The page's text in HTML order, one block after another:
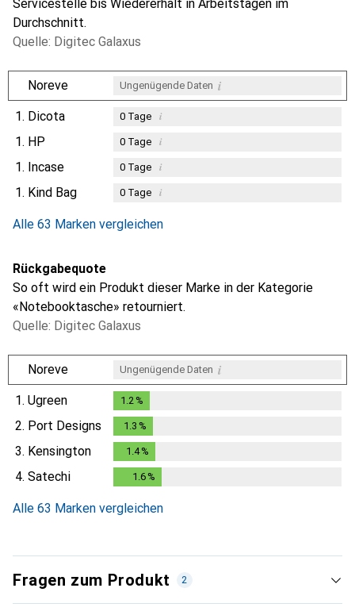
Servicestelle bis Wiedererhalt in Arbeitstagen im
Durchschnitt.
Quelle: Digitec Galaxus
Noreve Ungenügende Daten i
1. Dicota 0Tage i
1. HP 0Tage i
1. Incase 0Tage i
1. Kind Bag 0Tage i
Alle 63 Marken vergleichen
Rückgabequote
So oft wird ein Produkt dieser Marke in der Kategorie
«Notebooktasche» retourniert.
Quelle: Digitec Galaxus
Noreve Ungenügende Daten i
1. Ugreen 1.2%
2. Port Designs 1.3 %
3. Kensington 1.4%
4. Satechi 1.6 %
Alle 63 Marken vergleichen
Fragen zum Produkt 2